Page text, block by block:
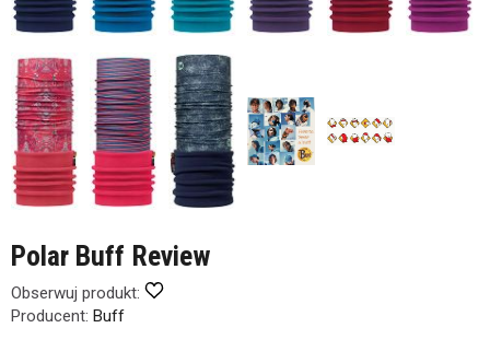
Polar Buff Review
Obserwuj produkt:
Producent: Buff